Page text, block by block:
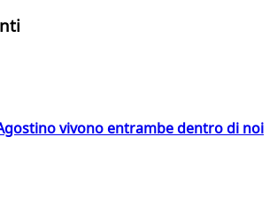
vivono entrambe dentro di noi